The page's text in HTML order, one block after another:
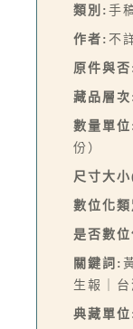
類別: 手
作者: 不
原件與否
藏品層次
數量單位
份）
尺寸大
數位化
是否數
關鍵詞:
生報｜
典藏單位